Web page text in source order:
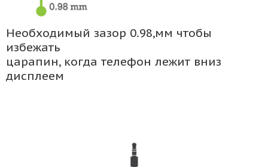
Необходимый зазор 0.98,мм чтобы
избежать
царапин, когда телефон лежит вниз
дисплеем